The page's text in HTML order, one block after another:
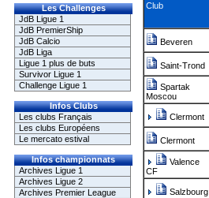
Les Challenges
JdB Ligue 1
JdB PremierShip
JdB Calcio
JdB Liga
Ligue 1 plus de buts
Survivor Ligue 1
Challenge Ligue 1
Infos Clubs
Les clubs Français
Les clubs Européens
Le mercato estival
Infos championnats
Archives Ligue 1
Archives Ligue 2
Archives Premier League
Club
Beveren
Saint-Trond
Spartak
Moscou
Clermont
Clermont
Valence
CF
Salzbourg